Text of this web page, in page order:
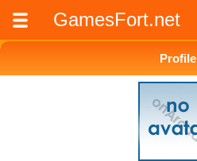
GamesFort.net
Profile